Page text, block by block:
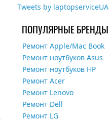
Tweets by laptopserviceUA
ПОПУЛЯРНЫЕ БРЕНДЫ
Ремонт Apple/Mac Book
Ремонт ноутбуков Asus
Ремонт ноутбуков HP
Ремонт Acer
Ремонт Lenovo
Ремонт Dell
Ремонт LG